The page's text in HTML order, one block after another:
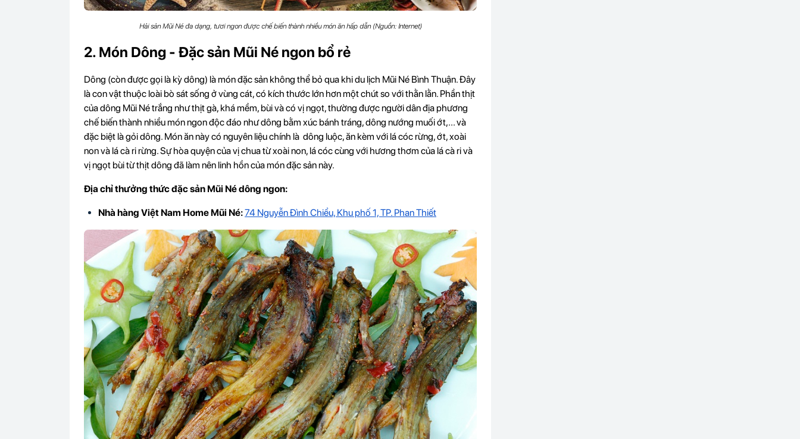
Hải sản Mũi Né đa dạng, tươi ngon được chế biến thành nhiều món ăn hấp dẫn (Nguồn: Internet)
2. Món Dông - Đặc sản Mũi Né ngon bổ rẻ
Dông (còn được gọi là kỳ dông) là món đặc sản không thể bỏ qua khi du lịch Mũi Né Bình Thuận. Đây
là con vật thuộc loài bò sát sống ở vùng cát, có kích thước lớn hơn một chút so với thằn lằn. Phần thịt
của dông Mũi Né trắng như thịt gà, khá mềm, bùi và có vị ngọt, thường được người dân địa phương
chế biến thành nhiều món ngon độc đáo như dông bằm xúc bánh tráng, dông nướng muối ớt,... và
đặc biệt là gỏi dông. Món ăn này có nguyên liệu chính là dông luộc, ăn kèm với lá cóc rừng, ớt, xoài
non và lá cà ri rừng. Sự hòa quyện của vị chua từ xoài non, lá cóc cùng với hương thơm của lá cà ri và
vị ngọt bùi từ thịt dông đã làm nên linh hồn của món đặc sản này.
Địa chỉ thưởng thức đặc sản Mũi Né dông ngon:
Nhà hàng Việt Nam Home Mũi Né:74 Nguyễn Đình Chiểu, Khu phố 1, TP. Phan Thiết